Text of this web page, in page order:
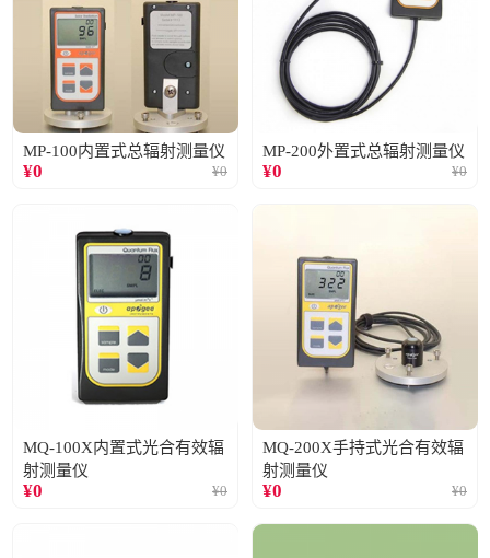
MP-100内置式总辐射测量仪
¥0 ¥0
MP-200外置式总辐射测量仪
¥0 ¥0
MQ-100X内置式光合有效辐
射测量仪
¥0 ¥0
MQ-200X手持式光合有效辐
射测量仪
¥0 ¥0